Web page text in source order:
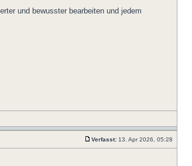
und bewusster bearbeiten und jedem
Verfasst: 13. Apr 2026, 05:28